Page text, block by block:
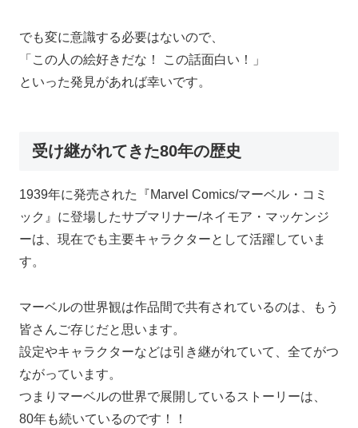
でも変に意識する必要はないので、
「この人の絵好きだな！ この話面白い！」
といった発見があれば幸いです。
受け継がれてきた80年の歴史
1939年に発売された『Marvel Comics/マーベル・コミ
ック』に登場したサブマリナー/ネイモア・マッケンジ
ーは、現在でも主要キャラクターとして活躍していま
す。
マーベルの世界観は作品間で共有されているのは、もう
皆さんご存じだと思います。
設定やキャラクターなどは引き継がれていて、全てがつ
ながっています。
つまりマーベルの世界で展開しているストーリーは、
80年も続いているのです！！